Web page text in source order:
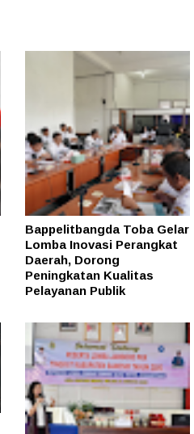
Bappelitbangda Toba Gelar
Lomba Inovasi Perangkat
Daerah, Dorong
Peningkatan Kualitas
Pelayanan Publik